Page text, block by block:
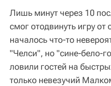
Лишь минут через 10
смог отодвинуть игру от
началось что-то
"Челси", но "сине-бело-
ловили гостей на
только невезучий